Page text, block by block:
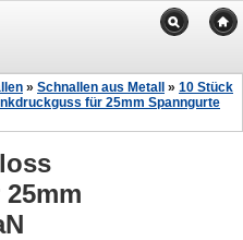
» Schnallen aus Metall » 10 Stück
für 25mm Spanngurte